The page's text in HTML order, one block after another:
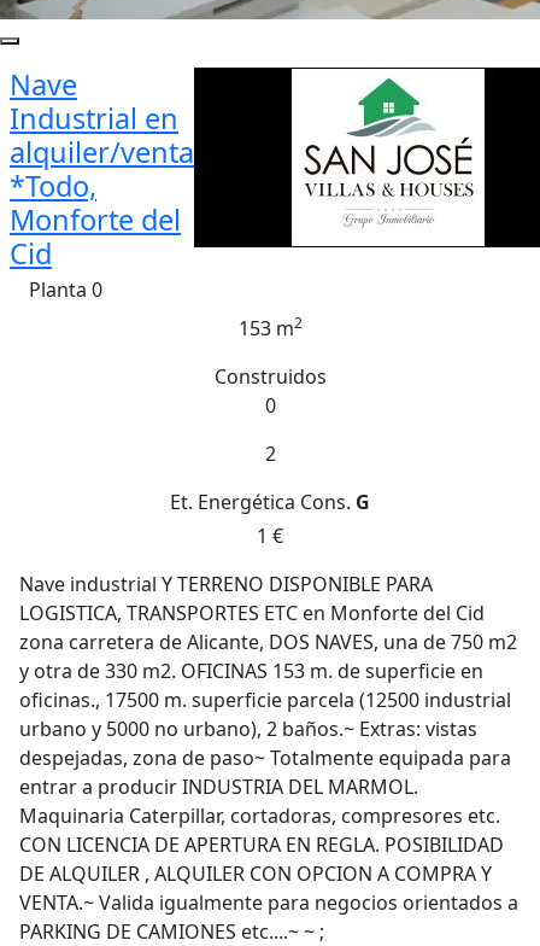
Nave
Industrial en
alquiler/venta
*Todo,
Monforte del
Cid
Planta 0
153 m2
Construidos
0
2
Et. Energética Cons. G
1 €
Nave industrial Y TERRENO DISPONIBLE PARA
LOGISTICA, TRANSPORTES ETC en Monforte del Cid
zona carretera de Alicante, DOS NAVES, una de 750 m2
y otra de 330 m2. OFICINAS 153 m. de superficie en
oficinas., 17500 m. superficie parcela (12500 industrial
urbano y 5000 no urbano), 2 baños.~ Extras: vistas
despejadas, zona de paso~ Totalmente equipada para
entrar a producir INDUSTRIA DEL MARMOL.
Maquinaria Caterpillar, cortadoras, compresores etc.
CON LICENCIA DE APERTURA EN REGLA. POSIBILIDAD
DE ALQUILER , ALQUILER CON OPCION A COMPRA Y
VENTA.~ Valida igualmente para negocios orientados a
PARKING DE CAMIONES etc....~ ~ ;